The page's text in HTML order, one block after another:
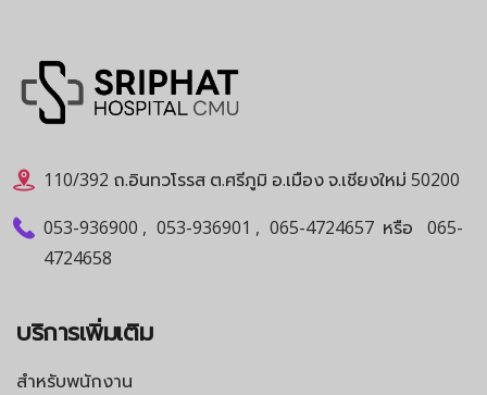
110/392 ถ.อินทวโรรส ต.ศรีภูมิ อ.เมือง จ.เชียงใหม่ 50200
053-936900 , 053-936901 , 065-4724657 หรือ
065-
4724658
บริการเพิ่มเติม
สำหรับพนักงาน